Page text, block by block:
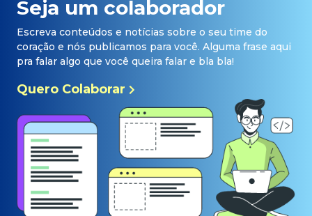
Seja um colaborador
Escreva conteúdos e notícias sobre o seu time do
coração e nós publicamos para você. Alguma frase aqui
pra falar algo que você queira falar e bla bla!
Quero Colaborar